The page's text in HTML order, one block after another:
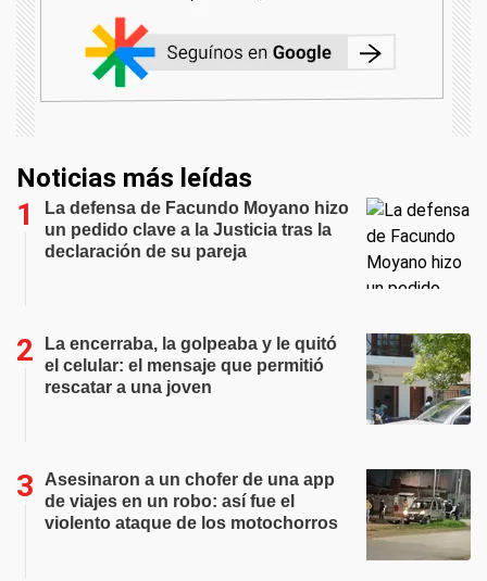
Noticias más leídas
La defensa de Facundo Moyano hizo
un pedido clave a la Justicia tras la
declaración de su pareja
La encerraba, la golpeaba y le quitó
el celular: el mensaje que permitió
rescatar a una joven
Asesinaron a un chofer de una app
de viajes en un robo: así fue el
violento ataque de los motochorros